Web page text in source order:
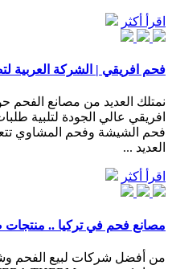
اقرأ أكثر
فحم افريقي | الشركة العربية
نمتلك العديد من مصانع الفحم
افريقي عالي الجودة لتلبية
فحم الشيشة وفحم المشاوي
العديد ...
اقرأ أكثر
مصانع فحم في تركيا .. منتجات
من أفضل شركات لبيع الفحم